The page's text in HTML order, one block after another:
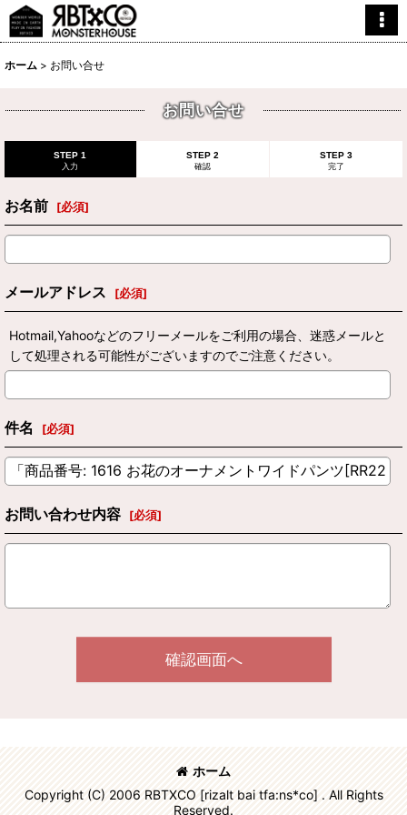
ホーム > お問い合せ
お問い合せ
STEP 1
入力
STEP 2
確認
STEP 3
完了
お名前 [必須]
メールアドレス [必須]
Hotmail,Yahooなどのフリーメールをご利用の場合、迷惑メールと
して処理される可能性がございますのでご注意ください。
件名 [必須]
お問い合わせ内容 [必須]
確認画面へ
ホーム
Copyright (C) 2006 RBTXCO [rizalt bai tfa:ns*co] . All Rights
Reserved.